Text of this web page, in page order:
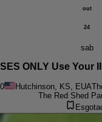
out
24
sab
ONLY Use
Hutchinson, KS, EUA
The Red Shed